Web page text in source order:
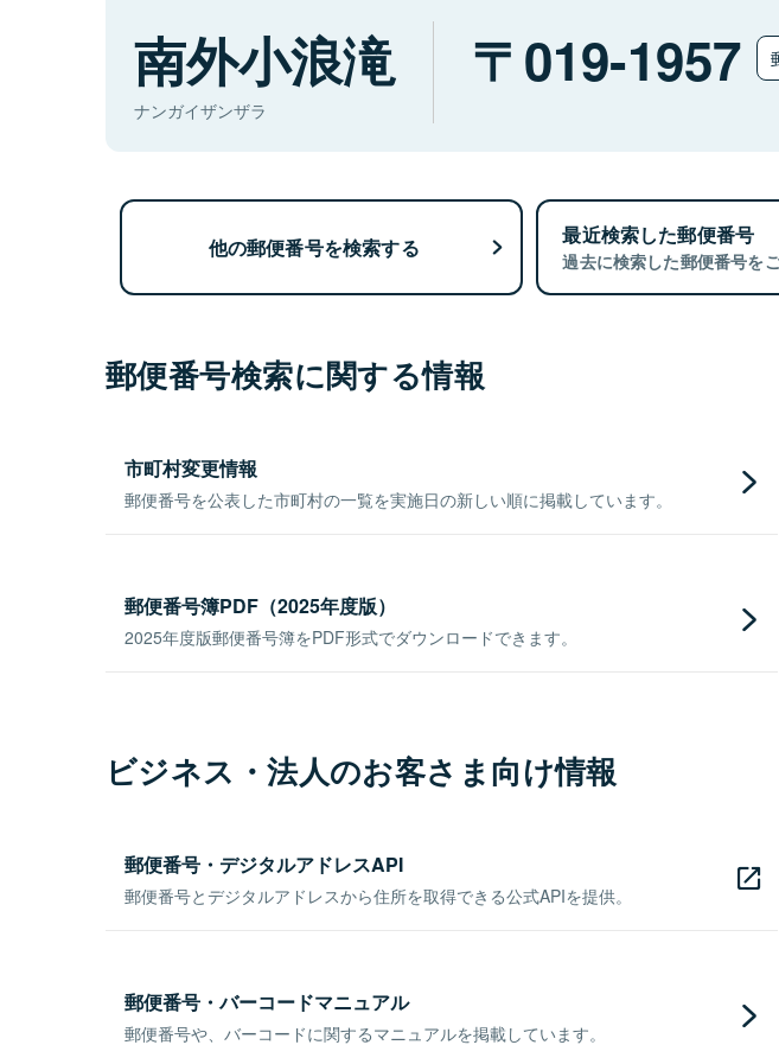
南外小浪滝
ナンガイザンザラ
019-1957
他の郵便番号を検索する 最近検索した郵便番号
過去に検索した郵便番号を
郵便番号検索に関する情報
市町村変更情報
郵便番号を公表した市町村の一覧を実施日の新しい順に掲載しています。
郵便番号簿PDF（2025年度版）
2025年度版郵便番号簿をPDF形式でダウンロードできます。
ビジネス・法人のお客さま向け情報
郵便番号・デジタルアドレスAPI
郵便番号とデジタルアドレスから住所を取得できる公式APIを提供。
郵便番号・バーコードマニュアル
郵便番号や、バーコードに関するマニュアルを掲載しています。